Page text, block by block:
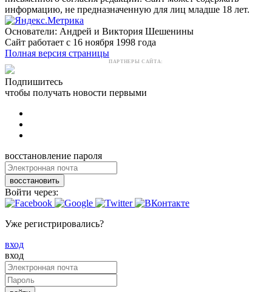
информацию, не предназначенную для лиц младше 18 лет.
Основатели: Андрей и Виктория Шешенины
Сайт работает с 16 ноября 1998 года
Полная версия страницы
ПАРТНЕРЫ САЙТА:
Подпишитесь
чтобы получать новости первыми
восстановление пароля
восстановить
Войти через:
Уже регистрировались?
вход
вход